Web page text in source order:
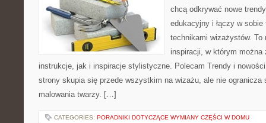
chcą odkrywać nowe
edukacyjny i łączy w
technikami wizażystów. To
inspiracji, w którym można
instrukcje, jak i inspiracje stylistyczne. Polecam Trendy i
strony skupia się przede wszystkim na wizażu, ale nie ogranicza
malowania twarzy. […]
CATEGORIES: PORADNIKI DOTYCZĄCE WYMIANY CZĘŚCI W DOMU